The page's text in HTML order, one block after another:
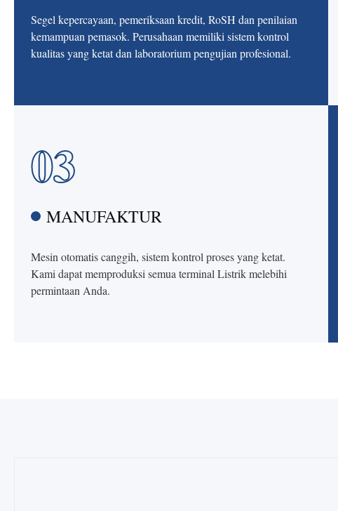
Segel kepercayaan, pemeriksaan kredit, RoSH dan penilaian
kemampuan pemasok. Perusahaan memiliki sistem kontrol
kualitas yang ketat dan laboratorium pengujian profesional.
03
MANUFAKTUR
Mesin otomatis canggih, sistem kontrol proses yang ketat.
Kami dapat memproduksi semua terminal Listrik melebihi
permintaan Anda.